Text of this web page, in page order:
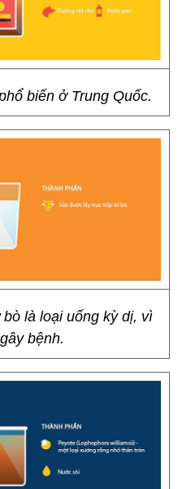
biến ở Trung Quốc.
là loại uống kỳ dị, vì
bệnh.